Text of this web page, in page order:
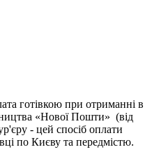
готівкою при отриманні в
«Нової Пошти» (від
- цей спосіб оплати
по Києву та передмістю.